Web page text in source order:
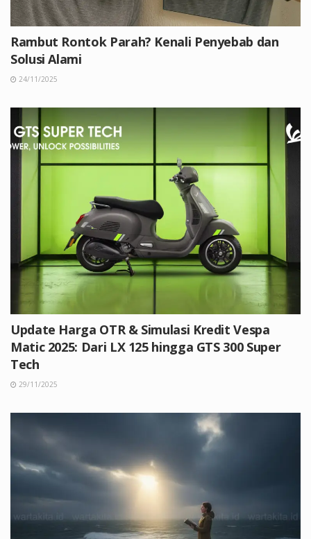
Rambut Rontok Parah? Kenali Penyebab dan
Solusi Alami
24/11/2025
Update Harga OTR & Simulasi Kredit Vespa
Matic 2025: Dari LX 125 hingga GTS 300 Super
Tech
29/11/2025